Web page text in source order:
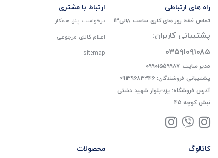
راه های ارتباطی
تماس فقط روز های کاری ساعت 8الی13
پشتیبانی کاربران:
۰۳۵۹۱۰۹۱۰۸۵
مدیر سایت: ۰۹۹۰۱۵۵۹۹۸۷
پشتیبانی فروشندگان: 09139683346
آدرس فروشگاه: یزد-بلوار شهید دشتی
نبش کوچه 45
ارتباط با مشتری
درخواست پنل همکار
اعلام کالای مرجوعی
sitemap
کاتالوگ محصولات